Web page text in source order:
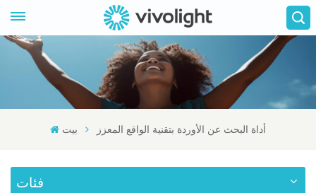
بيت أداة البحث عن الأوردة بتقنية الواقع المعزز
فئات